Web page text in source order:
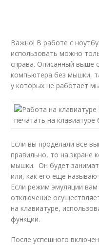
Важно! В работе с
использовать можно
справа. Описанный выше
компьютера без мышки,
у которых не работает
Если вы проделали все
правильно, то на экране
мышки. Он будет
или, как его еще
Если режим эмуляции
отключение
на клавиатуре,
функции.
После успешного